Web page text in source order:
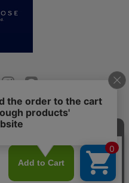
採用情報 お問い合せ
特定商取引法に基づく表記